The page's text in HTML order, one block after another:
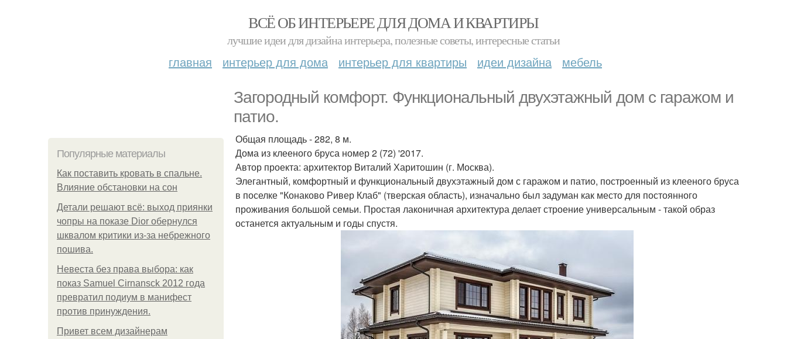
ВСЁ ОБ ИНТЕРЬЕРЕ ДЛЯ ДОМА И КВАРТИРЫ
лучшие идеи для дизайна интерьера, полезные советы, интересные статьи
главная интерьер для дома интерьер для квартиры идеи дизайна мебель
Загородный комфорт. Функциональный двухэтажный дом с гаражом и
патио.
Популярные материалы
Как поставить кровать в спальне.
Влияние обстановки на сон
Детали решают всё: выход приянки
чопры на показе Dior обернулся
шквалом критики из-за небрежного
пошива.
Невеста без права выбора: как
показ Samuel Cirnansck 2012 года
превратил подиум в манифест
против принуждения.
Привет всем дизайнерам
Общая площадь - 282, 8 м.
Дома из клееного бруса номер 2 (72) '2017.
Автор проекта: архитектор Виталий Харитошин (г. Москва).
Элегантный, комфортный и функциональный двухэтажный дом с гаражом и патио, построенный из клееного бруса
в поселке "Конаково Ривер Клаб" (тверская область), изначально был задуман как место для постоянного
проживания большой семьи. Простая лаконичная архитектура делает строение универсальным - такой образ
останется актуальным и годы спустя.